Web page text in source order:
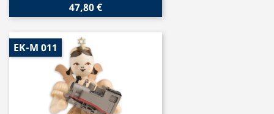
47,80 €
EK-M 011